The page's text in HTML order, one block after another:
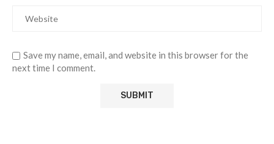
Save my name, email, and website in this browser for the
next time I comment.